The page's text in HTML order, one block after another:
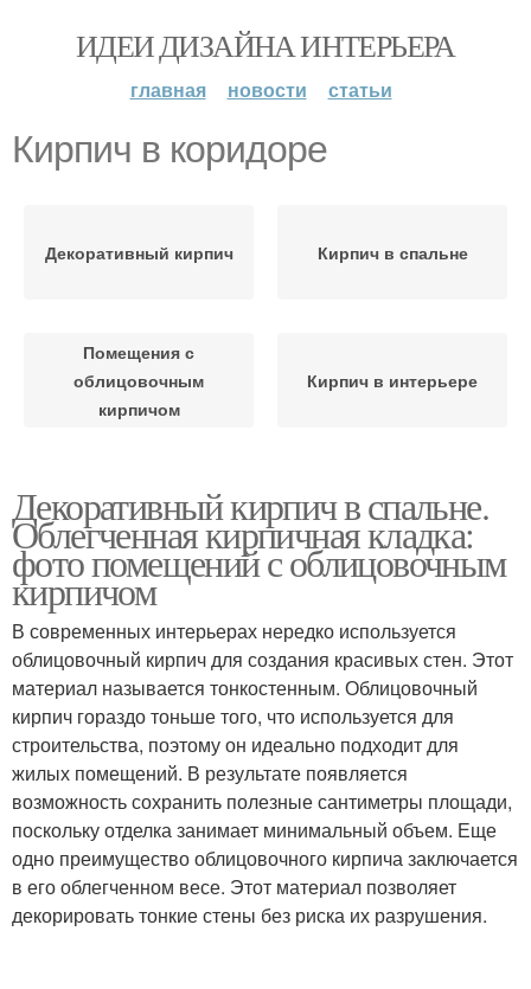
ИДЕИ ДИЗАЙНА ИНТЕРЬЕРА
главная новости статьи
Кирпич в коридоре
Декоративный кирпич Кирпич в спальне
Помещения с
облицовочным
кирпичом
Кирпич в интерьере
Декоративный кирпич в спальне.
Облегченная кирпичная кладка:
фото помещений с облицовочным
кирпичом
В современных интерьерах нередко используется
облицовочный кирпич для создания красивых стен. Этот
материал называется тонкостенным. Облицовочный
кирпич гораздо тоньше того, что используется для
строительства, поэтому он идеально подходит для
жилых помещений. В результате появляется
возможность сохранить полезные сантиметры площади,
поскольку отделка занимает минимальный объем. Еще
одно преимущество облицовочного кирпича заключается
в его облегченном весе. Этот материал позволяет
декорировать тонкие стены без риска их разрушения.